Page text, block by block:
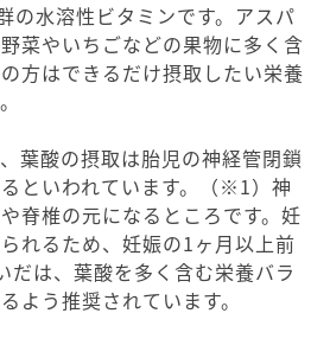
の水溶性ビタミンです。アスパ
菜やいちごなどの果物に多く含
方はできるだけ摂取したい栄養
葉酸の摂取は胎児の神経管閉鎖
といわれています。（※1）神
脊椎の元になるところです。妊
れるため、妊娠の1ヶ月以上前
だは、葉酸を多く含む栄養バラ
よう推奨されています。